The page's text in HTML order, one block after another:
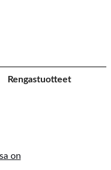
Rengastuotteet